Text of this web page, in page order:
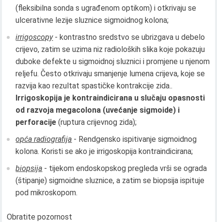
(fleksibilna sonda s ugrađenom optikom) i otkrivaju se
ulcerativne lezije sluznice sigmoidnog kolona;
irrigoscopy- kontrastno sredstvo se ubrizgava u debelo
crijevo, zatim se uzima niz radioloških slika koje pokazuju
duboke defekte u sigmoidnoj sluznici i promjene u njenom
reljefu. Često otkrivaju smanjenje lumena crijeva, koje se
razvija kao rezultat spastičke kontrakcije zida..
Irrigoskopija je kontraindicirana u slučaju opasnosti
od razvoja megacolona (uvećanje sigmoide) i
perforacije(ruptura crijevnog zida);
opća radiografija - Rendgensko ispitivanje sigmoidnog
kolona. Koristi se ako je irrigoskopija kontraindicirana;
biopsija - tijekom endoskopskog pregleda vrši se ograda
(štipanje) sigmoidne sluznice, a zatim se biopsija ispituje
pod mikroskopom.
Obratite pozornost